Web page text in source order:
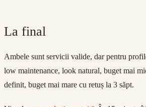
La final
Ambele sunt servicii valide, dar pentru
low maintenance, look natural, buget mai
definit, buget mai mare cu retuș la 3 săpt.